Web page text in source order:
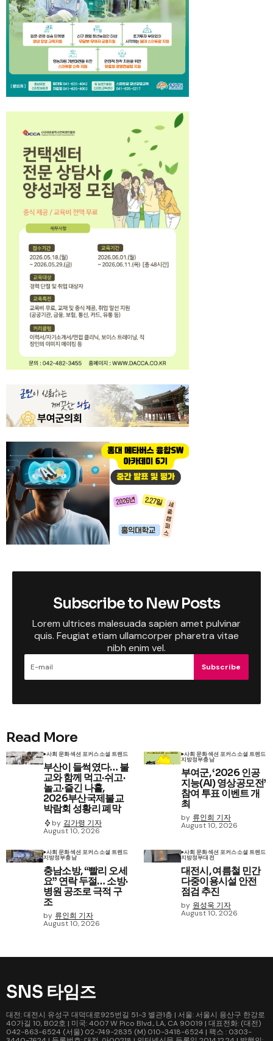
Subscribe to New Posts
Lorem ultrices malesuada sapien amet pulvinar
quis. Feugiat etiam ullamcorper pharetra vitae
nibh enim vel.
Subscribe
Read More
사회 문화섹션 포커스소셜 트렌드
부산이 들썩였다… 불
교와 함께 먹고·쉬고·
놀고·즐긴 나흘,
2026부산국제불교
박람회 성황리 폐막
by 김가령 기자
August 10, 2026
사회 문화섹션 포커스소셜 트렌드
지방정부충남
부여군, ‘2026 인공
지능(AI) 영상공모전’
참여 투표 이벤트 개
최
by 류인희 기자
August 10, 2026
사회 문화섹션 포커스소셜 트렌드
지방정부충남
충남소방, “빨리 오세
요” 연락 두절… 소방·
병원 공조로 극적 구
조
by 류인희 기자
August 10, 2026
사회 문화섹션 포커스소셜 트렌드
지방정부대전
대전시, 여름철 민간
다중이용시설 안전
점검 추진
by 원성욱 기자
August 10, 2026
SNS 타임즈
대전: 대전시 유성구 대덕대로925번길 51-3 별관1층 | 서울: 서울시 용산구 한강로
40가길 10, B02호 | 미국: 4007 W Pico Blvd., LA, CA 90019 | 대표전화: (대전)
042-863-6524 (서울) 02-749-2835 (M) 010-3418-6524 | 팩스 : 0303-